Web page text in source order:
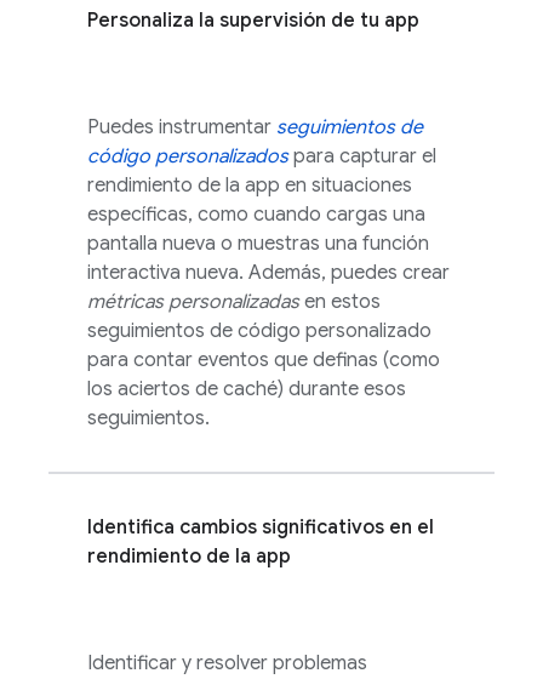
Personaliza la supervisión de tu app
Puedes instrumentar seguimientos de
código personalizadospara capturar el
rendimiento de la app en situaciones
específicas, como cuando cargas una
pantalla nueva o muestras una función
interactiva nueva. Además, puedes crear
métricas personalizadasen estos
seguimientos de código personalizado
para contar eventos que definas (como
los aciertos de caché) durante esos
seguimientos.
Identifica cambios significativos en el
rendimiento de la app
Identificar y resolver problemas